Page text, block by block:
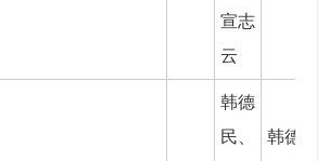
宣志
云
韩德
民
韩德